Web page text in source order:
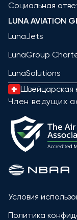
Социальная
LUNA AVIATION
LunaJets
LunaGroup
LunaSolutions
Швейцарская
Член ведущих
Условия
Политика